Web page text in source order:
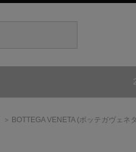
BOTTEGA VENETA (ボッテガヴェネ